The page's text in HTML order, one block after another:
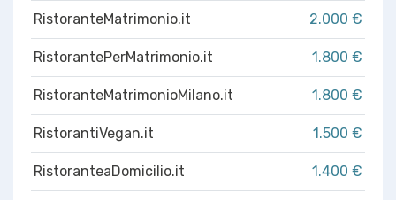
RistoranteMatrimonio.it 2.000 €
RistorantePerMatrimonio.it 1.800 €
RistoranteMatrimonioMilano.it 1.800 €
RistorantiVegan.it 1.500 €
RistoranteaDomicilio.it 1.400 €